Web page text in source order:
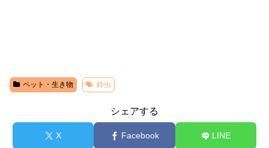
ペット・生き物 鈴虫
シェアする
X Facebook LINE